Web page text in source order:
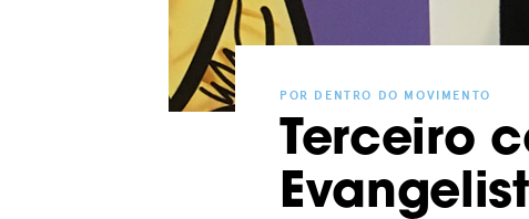
POR DENTRO DO MOVIMENTO
Terceiro